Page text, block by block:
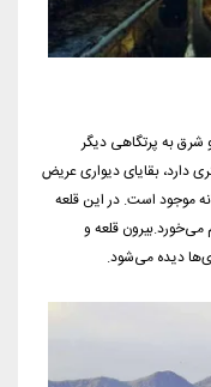
به پرتگاهی دیگر
دارد، بقایای دیواری عریض
موجود است. در این قلعه
به چشم می‌خورد.بیرون قلعه و
دیده می‌شود.